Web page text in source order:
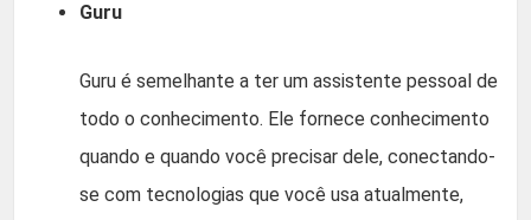
Guru
Guru é semelhante a ter um assistente pessoal de
todo o conhecimento. Ele fornece conhecimento
quando e quando você precisar dele, conectando-
se com tecnologias que você usa atualmente,